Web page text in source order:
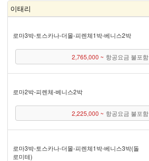
이태리
로마 3박 - 토스카나 - 더몰 - 피렌체 1박 - 베니스 2박
2,765,000 ~ 항공요금 불포함
로마 2박 - 피렌체 - 베니스 2박
2,225,000 ~ 항공요금 불포함
로마 3박 - 토스카나 - 더몰 - 피렌체 1박 - 베니스 3박(돌
로미테)